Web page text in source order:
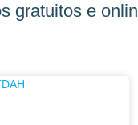
gratuitos e